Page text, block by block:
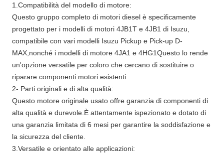
1.Compatibilità del modello di motore:
Questo gruppo completo di motori diesel è specificamente
progettato per i modelli di motori 4JB1T e 4JB1 di Isuzu,
compatibile con vari modelli Isuzu Pickup e Pick-up D-
MAX,nonché i modelli di motore 4JA1 e 4HG1Questo lo rende
un'opzione versatile per coloro che cercano di sostituire o
riparare componenti motori esistenti.
2- Parti originali e di alta qualità:
Questo motore originale usato offre garanzia di componenti di
alta qualità e durevole.È attentamente ispezionato e dotato di
una garanzia limitata di 6 mesi per garantire la soddisfazione e
la sicurezza del cliente.
3.Versatile e orientato alle applicazioni: